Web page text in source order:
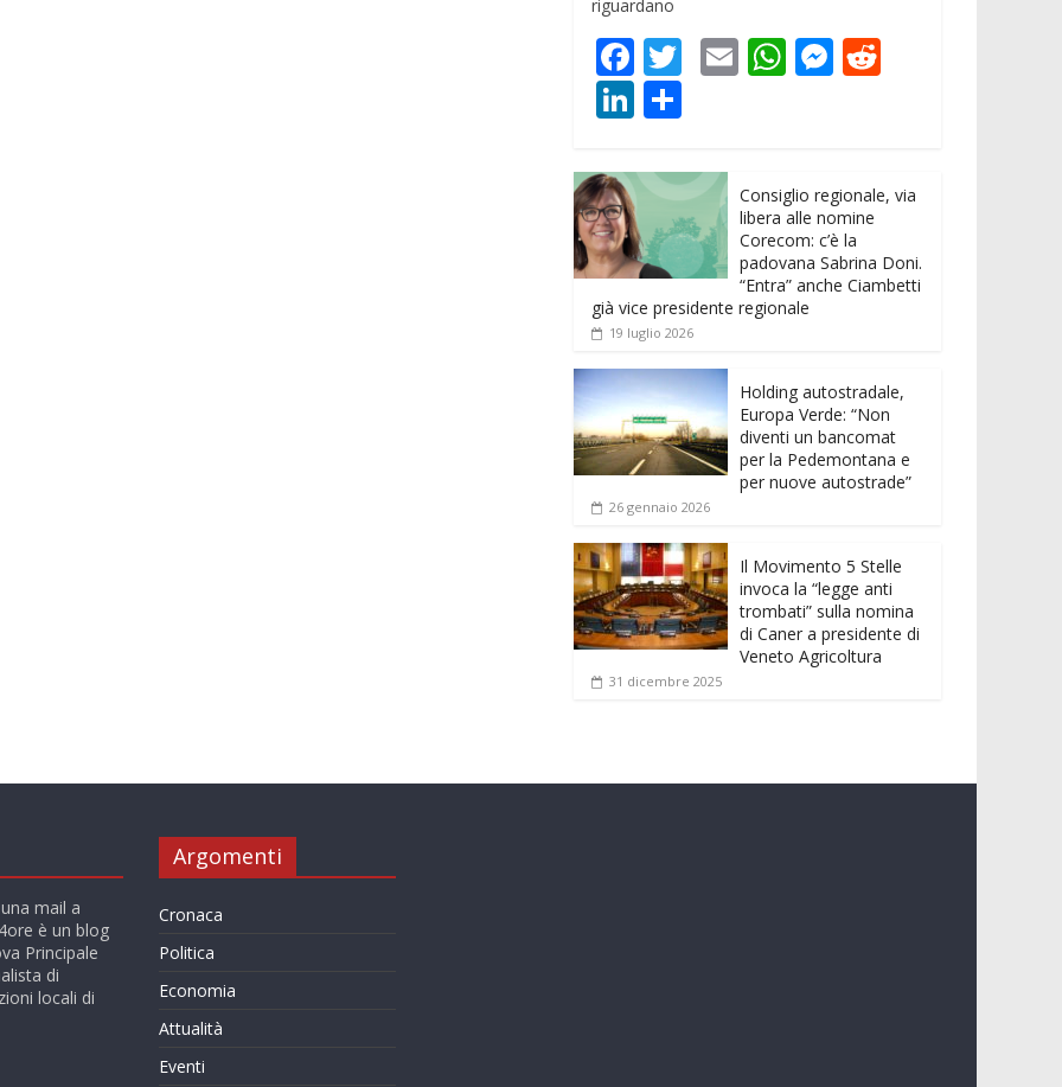
riguardano
F
ac
e
b
o
o
k
T
er
E W
A
p
p
M
n
g
er
t
Li
k
e
dI
n
n
di
vi
di
Consiglio regionale, via
libera alle nomine
Corecom: c’è la
padovana Sabrina Doni.
“Entra” anche Ciambetti
già vice presidente regionale
19 luglio 2026
Holding autostradale,
Europa Verde: “Non
diventi un bancomat
per la Pedemontana e
per nuove autostrade”
26 gennaio 2026
Il Movimento 5 Stelle
invoca la “legge anti
trombati” sulla nomina
di Caner a presidente di
Veneto Agricoltura
31 dicembre 2025
mail a
è un blog
Principale
di
locali di
Argomenti
Cronaca
Politica
Economia
Attualità
Eventi